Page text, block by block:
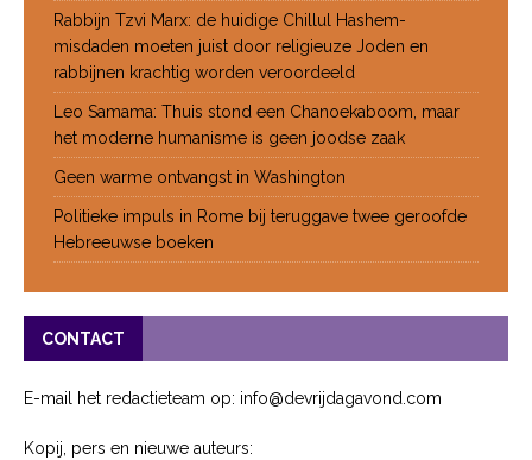
Rabbijn Tzvi Marx: de huidige Chillul Hashem-
misdaden moeten juist door religieuze Joden en
rabbijnen krachtig worden veroordeeld
Leo Samama: Thuis stond een Chanoekaboom, maar
het moderne humanisme is geen joodse zaak
Geen warme ontvangst in Washington
Politieke impuls in Rome bij teruggave twee geroofde
Hebreeuwse boeken
CONTACT
E-mail het redactieteam op: info@devrijdagavond.com
Kopij, pers en nieuwe auteurs: